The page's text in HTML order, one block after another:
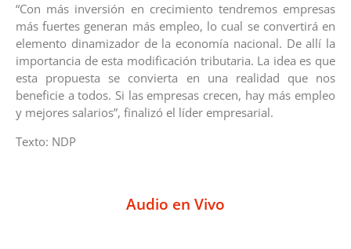
“Con más inversión en crecimiento tendremos empresas
más fuertes generan más empleo, lo cual se convertirá en
elemento dinamizador de la economía nacional. De allí la
importancia de esta modificación tributaria. La idea es que
esta propuesta se convierta en una realidad que nos
beneficie a todos. Si las empresas crecen, hay más empleo
y mejores salarios”, finalizó el líder empresarial.
Texto: NDP
Audio en Vivo